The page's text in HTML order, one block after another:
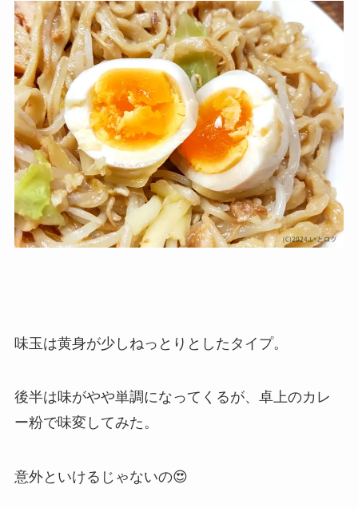
味玉は黄身が少しねっとりとしたタイプ。
後半は味がやや単調になってくるが、卓上のカレ
ー粉で味変してみた。
意外といけるじゃないの😍